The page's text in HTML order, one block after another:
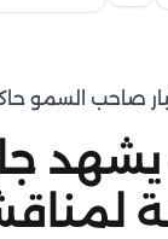
صاحب السمو